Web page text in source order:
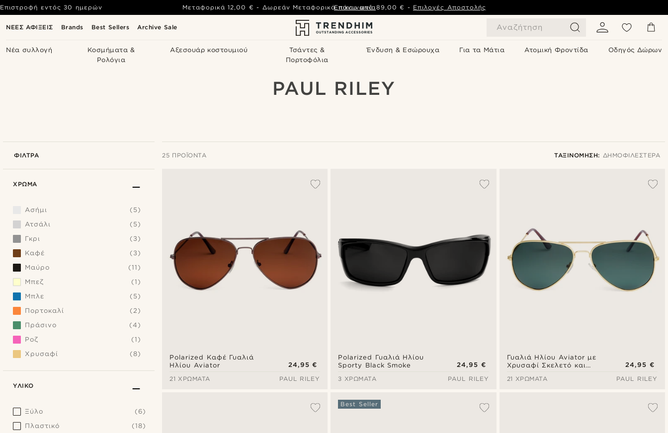
ΝΕΕΣ ΑΦΙΞΕΙΣ Brands Best Sellers Archive Sale Αναζήτηση
Νέα συλλογή
Κοσμήματα &
Ρολόγια
Αξεσουάρ κοστουμιού
Τσάντες &
Πορτοφόλια
Ένδυση & Εσώρουχα Για τα Μάτια Ατομική Φροντίδα Οδηγός Δώρων
Επιστροφή εντός 30 ημερών Μεταφορικά 12,00 € - Δωρεάν Μεταφορικά πάνω από89,00 € - Επιλογές Αποστολής
Επικοινωνία
PAUL RILEY
ΦΊΛΤΡΑ 25 ΠΡΟΪΌΝΤΑ ΤΑΞΙΝΌΜΗΣΗ: ΔΗΜΟΦΙΛΈΣΤΕΡΑ
Polarized Καφέ Γυαλιά
Ηλίου Aviator
24,95 €
21 ΧΡΏΜΑΤΑ
PAUL RILEY
Polarized Γυαλιά Ηλίου
Sporty Black Smoke
24,95 €
3 ΧΡΏΜΑΤΑ
PAUL RILEY
Γυαλιά Ηλίου Aviator με
Χρυσαφί Σκελετό και
Polarised Φακούς
24,95 €
21 ΧΡΏΜΑΤΑ
PAUL RILEY
Best Seller
ΧΡΏΜΑ
Ασήμι
(5)
Ατσάλι
(5)
Γκρι
(3)
Καφέ
(3)
Μαύρο
(11)
Μπεζ
(1)
Μπλε
(5)
Πορτοκαλί
(2)
Πράσινο
(4)
Ροζ
(1)
Χρυσαφί
(8)
ΥΛΙΚΌ
Ξύλο
(6)
Πλαστικό
(18)